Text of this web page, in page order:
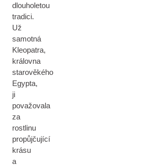
dlouholetou
tradici.
Už
samotná
Kleopatra,
královna
starověkého
Egypta,
ji
považovala
za
rostlinu
propůjčující
krásu
a